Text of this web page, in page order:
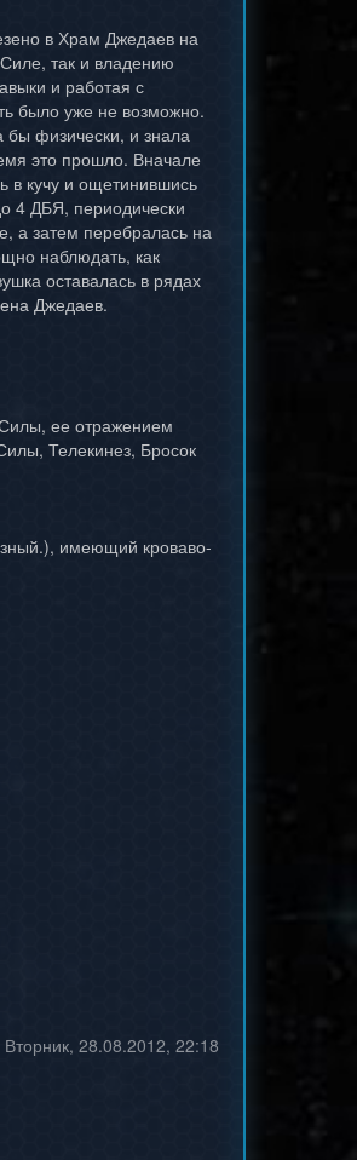
в Храм Джедаев на
так и владению
и работая с
было уже не возможно.
бы физически, и знала
это прошло. Вначале
в кучу и ощетинившись
4 ДБЯ, периодически
а затем перебралась на
наблюдать, как
оставалась в рядах
Джедаев.
ее отражением
Телекинез, Бросок
имеющий кроваво-
Вторник, 28.08.2012, 22:18